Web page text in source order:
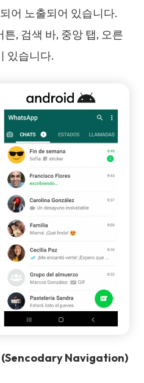
어 노출되어 있습니다.
, 검색 바, 중앙 탭, 오른
있습니다.
(Sencodary Navigation)